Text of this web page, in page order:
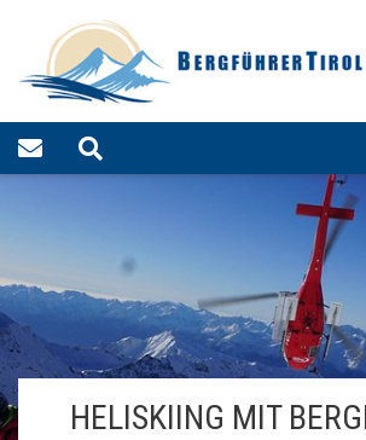
HELISKIING MIT